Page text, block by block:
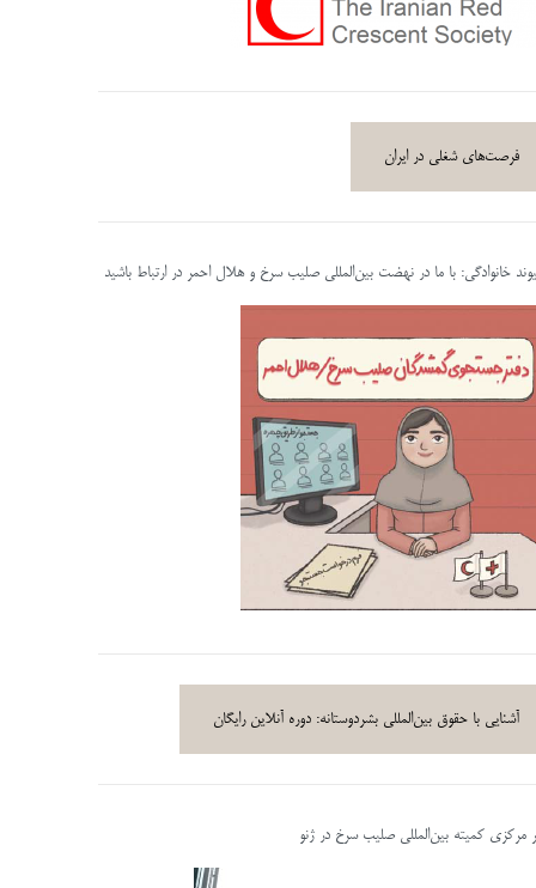
فرصت‌های شغلی در ایران
خانوادگی: با ما در نهضت بین‌المللی صلیب سرخ و هلال احمر در ارتباط باشید
آشنایی با حقوق بین‌المللی بشردوستانه: دوره آنلاین رایگان
مرکزی کمیته بین‌المللی صلیب سرخ در ژنو